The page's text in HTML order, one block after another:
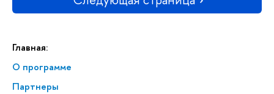
Главная:
О программе
Партнеры